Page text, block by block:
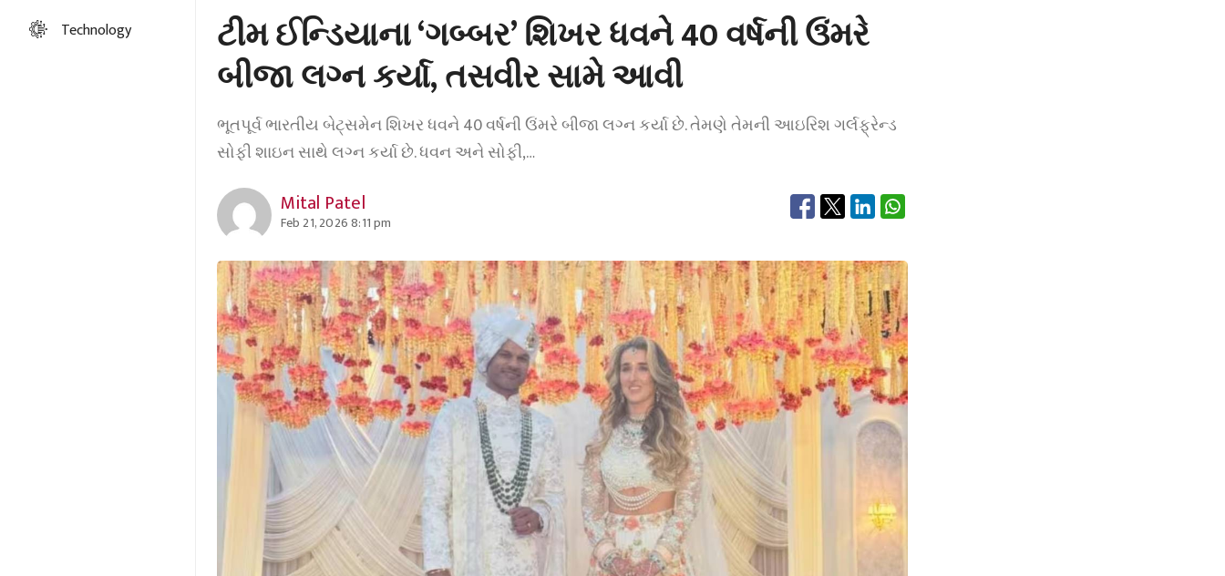
Technology
ટીમ ઈન્ડિયાના ‘ગબ્બર’ શિખર ધવને 40 વર્ષની ઉંમરે
બીજા લગ્ન કર્યા, તસવીર સામે આવી
ભૂતપૂર્વ ભારતીય બેટ્સમેન શિખર ધવને 40 વર્ષની ઉંમરે બીજા લગ્ન કર્યા છે. તેમણે તેમની આઇરિશ ગર્લફ્રેન્ડ
સોફી શાઇન સાથે લગ્ન કર્યા છે. ધવન અને સોફી,…
Mital Patel
Feb 21, 2026 8:11 pm